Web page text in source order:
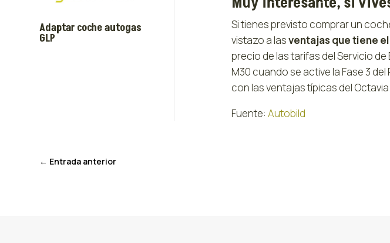
Adaptar coche autogas
GLP
Si tienes previsto comprar un
vistazo a lasventajas que tiene
precio de las tarifas del Servicio
M30 cuando se active la Fase 3
con las ventajas típicas del Octavia
Fuente: Autobild
← Entrada anterior